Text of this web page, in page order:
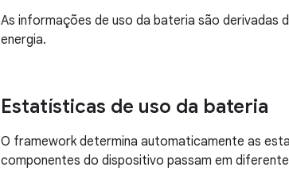
As informações de uso da bateria são derivadas
energia.
Estatísticas de uso da bateria
O framework determina automaticamente as
componentes do dispositivo passam em